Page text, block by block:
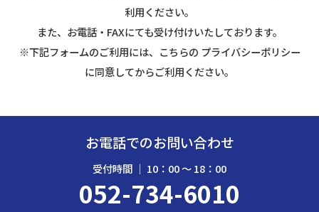
利用ください。
また、お電話・FAXにても受け付けいたしております。
※下記フォームのご利用には、こちらの プライバシーポリシー
に同意してからご利用ください。
お電話でのお問い合わせ
受付時間 ｜ 10：00 〜 18：00
052-734-6010